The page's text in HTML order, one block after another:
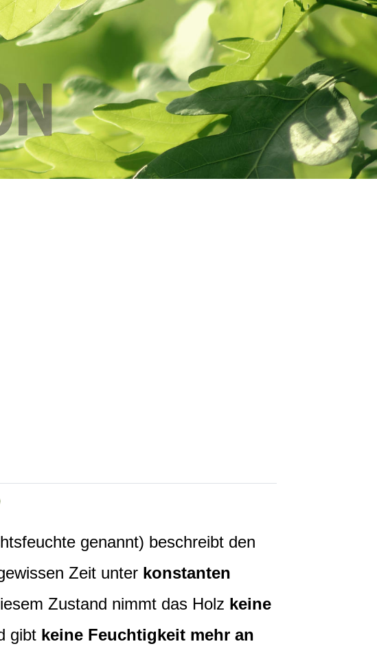
genannt) beschreibt den
Zeit unter konstanten
Zustand nimmt das Holz keine
gibt keine Feuchtigkeit mehr an